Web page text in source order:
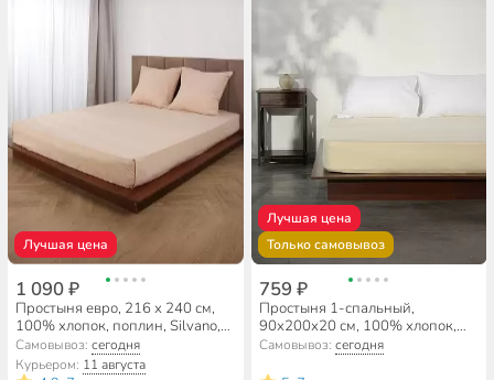
Лучшая цена
1 090 ₽
Простыня евро, 216 х 240 см,
100% хлопок, поплин, Silvano,
Латте
Самовывоз:сегодня
Курьером: 11 августа
Лучшая цена
Только самовывоз
759 ₽
Простыня 1-спальный,
90х200х20 см, 100% хлопок,
трикотаж, 120 г/м2, на резинке,
Silvano, Кремовый, ПТр90*200
Самовывоз: сегодня